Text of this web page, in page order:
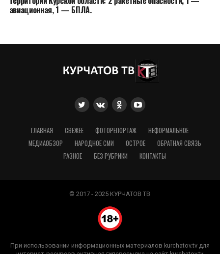
авиационная, 1 — БПЛА.
ГЛАВНАЯ СВЕЖЕЕ ФОТОРЕПОРТАЖ
НЕФОРМАЛЬНОЕ
МЕДИАОБЗОР
НАРОДНОЕ СМИ ОСТРОЕ
ОБРАТНАЯ СВЯЗЬ
РАЗНОЕ
БЕЗ РУБРИКИ КОНТАКТЫ
© 2017 - 2025 КУРЧАТОВ ТВ
При использовании информационных материалов kurchatov.tv для